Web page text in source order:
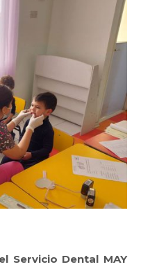
Servicio Dental MAY